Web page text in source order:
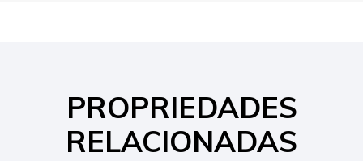
PROPRIEDADES
RELACIONADAS